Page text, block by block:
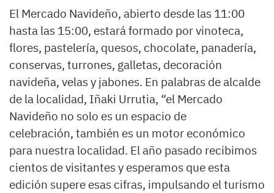
El Mercado Navideño, abierto desde las 11:00
hasta las 15:00, estará formado por vinoteca,
flores, pastelería, quesos, chocolate, panadería,
conservas, turrones, galletas, decoración
navideña, velas y jabones. En palabras de alcalde
de la localidad, Iñaki Urrutia, “el Mercado
Navideño no solo es un espacio de
celebración, también es un motor económico
para nuestra localidad. El año pasado recibimos
cientos de visitantes y esperamos que esta
edición supere esas cifras, impulsando el turismo